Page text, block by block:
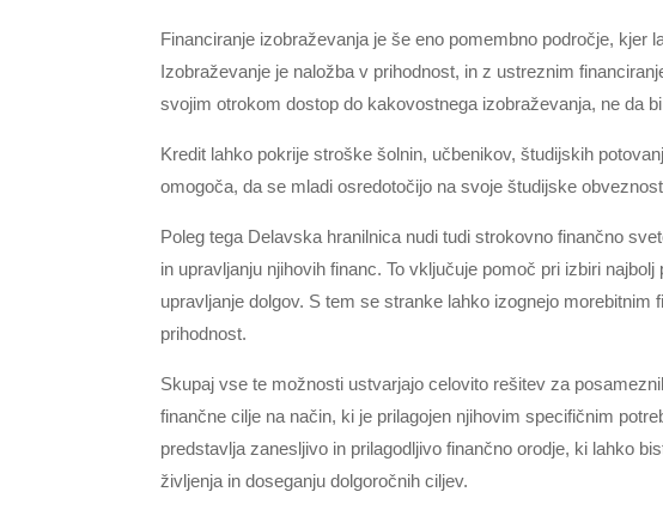
Financiranje izobraževanja je še eno pomembno področje, kjer
Izobraževanje je naložba v prihodnost, in z ustreznim
svojim otrokom dostop do kakovostnega izobraževanja, ne da
Kredit lahko pokrije stroške šolnin, učbenikov, študijskih
omogoča, da se mladi osredotočijo na svoje študijske
Poleg tega Delavska hranilnica nudi tudi strokovno finančno
in upravljanju njihovih financ. To vključuje pomoč pri izbiri
upravljanje dolgov. S tem se stranke lahko izognejo
prihodnost.
Skupaj vse te možnosti ustvarjajo celovito rešitev za
finančne cilje na način, ki je prilagojen njihovim specifičnim
predstavlja zanesljivo in prilagodljivo finančno orodje, ki lahko
življenja in doseganju dolgoročnih ciljev.